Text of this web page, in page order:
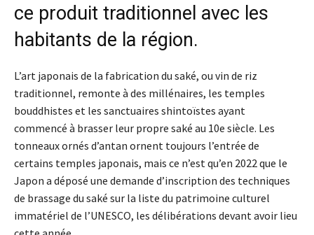
ce produit traditionnel avec les
habitants de la région.
L’art japonais de la fabrication du saké, ou vin de riz
traditionnel, remonte à des millénaires, les temples
bouddhistes et les sanctuaires shintoïstes ayant
commencé à brasser leur propre saké au 10e siècle. Les
tonneaux ornés d’antan ornent toujours l’entrée de
certains temples japonais, mais ce n’est qu’en 2022 que le
Japon a déposé une demande d’inscription des techniques
de brassage du saké sur la liste du patrimoine culturel
immatériel de l’UNESCO, les délibérations devant avoir lieu